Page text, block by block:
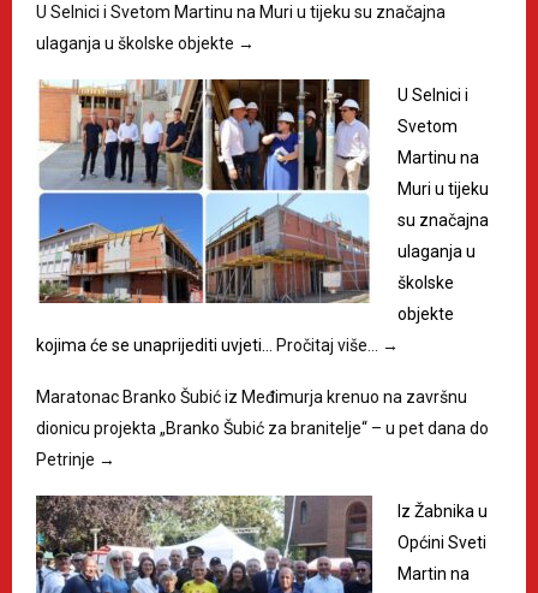
U Selnici i Svetom Martinu na Muri u tijeku su značajna
ulaganja u školske objekte →
U Selnici i
Svetom
Martinu na
Muri u tijeku
su značajna
ulaganja u
školske
objekte
kojima će se unaprijediti uvjeti… Pročitaj više… →
Maratonac Branko Šubić iz Međimurja krenuo na završnu
dionicu projekta „Branko Šubić za branitelje“ – u pet dana do
Petrinje →
Iz Žabnika u
Općini Sveti
Martin na